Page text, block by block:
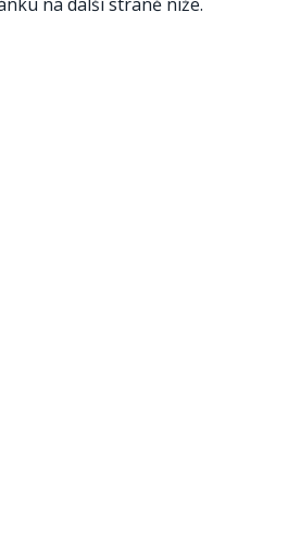
na další straně níže.